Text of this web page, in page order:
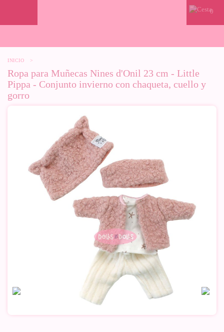
0
INICIO >
Ropa para Muñecas Nines d'Onil 23 cm - Little
Pippa - Conjunto invierno con chaqueta, cuello y
gorro